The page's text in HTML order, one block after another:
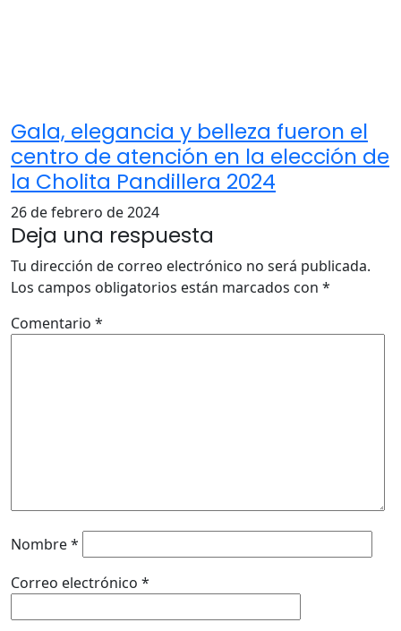
Gala, elegancia y belleza fueron el
centro de atención en la elección de
la Cholita Pandillera 2024
26 de febrero de 2024
Deja una respuesta
Tu dirección de correo electrónico no será publicada.
Los campos obligatorios están marcados con *
Comentario *
Nombre*
Correo electrónico *